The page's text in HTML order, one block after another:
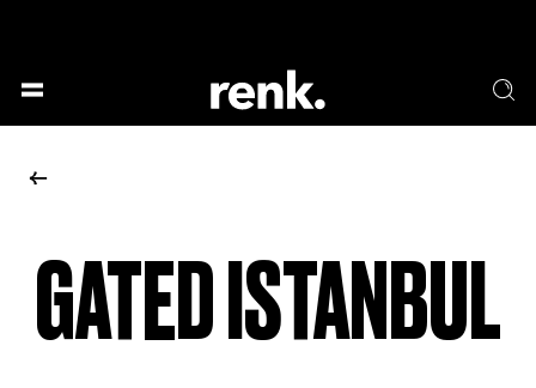
KEINE AUSWAHL
GATED ISTANBUL